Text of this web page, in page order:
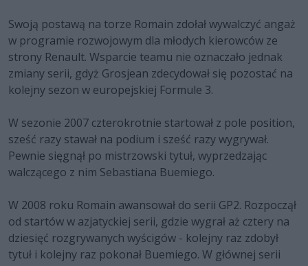
Swoją postawą na torze Romain zdołał wywalczyć angaż
w programie rozwojowym dla młodych kierowców ze
strony Renault. Wsparcie teamu nie oznaczało jednak
zmiany serii, gdyż Grosjean zdecydował się pozostać na
kolejny sezon w europejskiej Formule 3.
W sezonie 2007 czterokrotnie startował z pole position,
sześć razy stawał na podium i sześć razy wygrywał.
Pewnie sięgnął po mistrzowski tytuł, wyprzedzając
walczącego z nim Sebastiana Buemiego.
W 2008 roku Romain awansował do serii GP2. Rozpoczął
od startów w azjatyckiej serii, gdzie wygrał aż cztery na
dziesięć rozgrywanych wyścigów - kolejny raz zdobył
tytuł i kolejny raz pokonał Buemiego. W głównej serii